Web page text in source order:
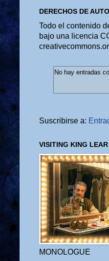
DERECHOS DE
Todo el contenido
bajo una licencia
No hay entradas
Suscribirse a:
VISITING KING LEAR
MONOLOGUE